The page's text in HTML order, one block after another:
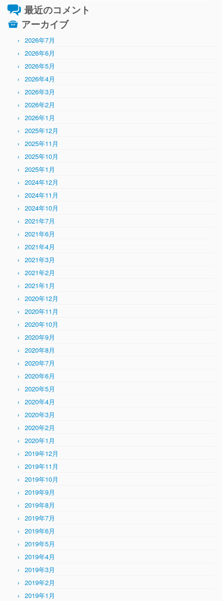
最近のコメント
アーカイブ
2026年7月
2026年6月
2026年5月
2026年4月
2026年3月
2026年2月
2026年1月
2025年12月
2025年11月
2025年10月
2025年1月
2024年12月
2024年11月
2024年10月
2021年7月
2021年6月
2021年4月
2021年3月
2021年2月
2021年1月
2020年12月
2020年11月
2020年10月
2020年9月
2020年8月
2020年7月
2020年6月
2020年5月
2020年4月
2020年3月
2020年2月
2020年1月
2019年12月
2019年11月
2019年10月
2019年9月
2019年8月
2019年7月
2019年6月
2019年5月
2019年4月
2019年3月
2019年2月
2019年1月